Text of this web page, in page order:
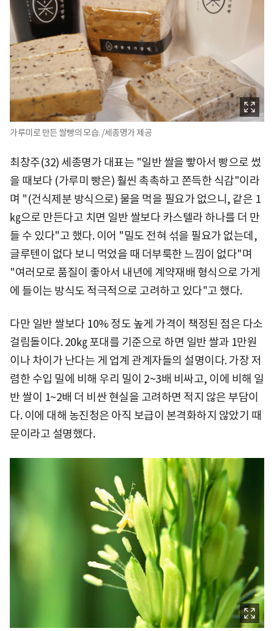
가루미로 만든 쌀빵의 모습. /세종명가 제공
최창주(32) 세종명가 대표는 "일반 쌀을 빻아서 빵으로 썼
을 때보다 (가루미 빵은) 훨씬 촉촉하고 쫀득한 식감"이라
며 "(건식제분 방식으로) 물을 먹을 필요가 없으니, 같은 1
㎏으로 만든다고 치면 일반 쌀보다 카스텔라 하나를 더 만
들 수 있다"고 했다. 이어 "밀도 전혀 섞을 필요가 없는데,
글루텐이 없다 보니 먹었을 때 더부룩한 느낌이 없다"며
"여러모로 품질이 좋아서 내년에 계약재배 형식으로 가게
에 들이는 방식도 적극적으로 고려하고 있다"고 했다.
다만 일반 쌀보다 10% 정도 높게 가격이 책정된 점은 다소
걸림돌이다. 20㎏ 포대를 기준으로 하면 일반 쌀과 1만원
이나 차이가 난다는 게 업계 관계자들의 설명이다. 가장 저
렴한 수입 밀에 비해 우리 밀이 2~3배 비싸고, 이에 비해 일
반 쌀이 1~2배 더 비싼 현실을 고려하면 적지 않은 부담이
다. 이에 대해 농진청은 아직 보급이 본격화하지 않았기 때
문이라고 설명했다.